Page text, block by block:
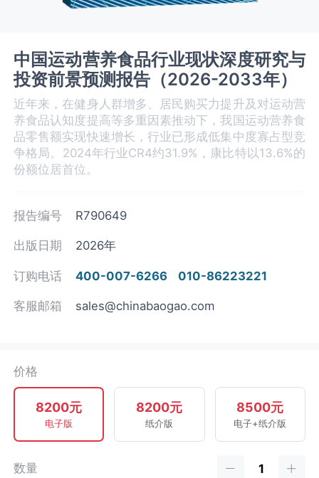
中国运动营养食品行业现状深度研究与
投资前景预测报告（2026-2033年）
近年来，在健身人群增多、居民购买力提升及对运动营
养食品认知度提高等多重因素推动下，我国运动营养食
品零售额实现快速增长，行业已形成低集中度寡占型竞
争格局。2024年行业CR4约31.9%，康比特以13.6%的
份额位居首位。
报告编号 R790649
出版日期 2026年
订购电话 400-007-6266 010-86223221
客服邮箱 sales@chinabaogao.com
价格
8200元
电子版
8200元
纸介版
8500元
电子+纸介版
数量